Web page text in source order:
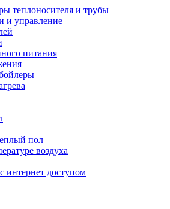
теплоносителя и трубы
и управление
питания
пол
воздуха
интернет доступом